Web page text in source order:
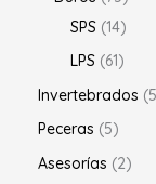
SPS 14
LPS 61
Invertebrados
Peceras
5
Asesorías
2